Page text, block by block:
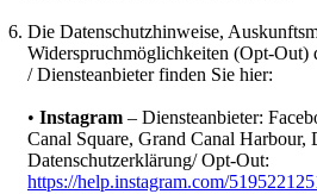
Die Datenschutzhinweise,
Widerspruchmöglichkeiten (Opt-Out)
/ Diensteanbieter finden Sie hier:
• Instagram – Diensteanbieter:
Canal Square, Grand Canal
Datenschutzerklärung/ Opt-Out:
https://help.instagram.com/